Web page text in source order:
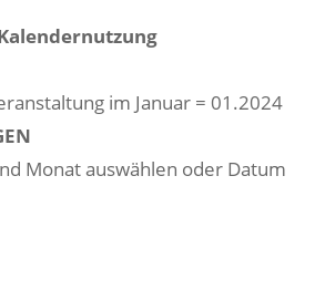
im Januar = 01.2024
Monat auswählen oder Datum